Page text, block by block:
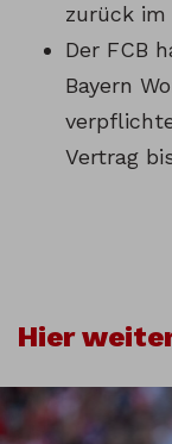
zurück im
Der FCB
Bayern
Vertrag
Hier